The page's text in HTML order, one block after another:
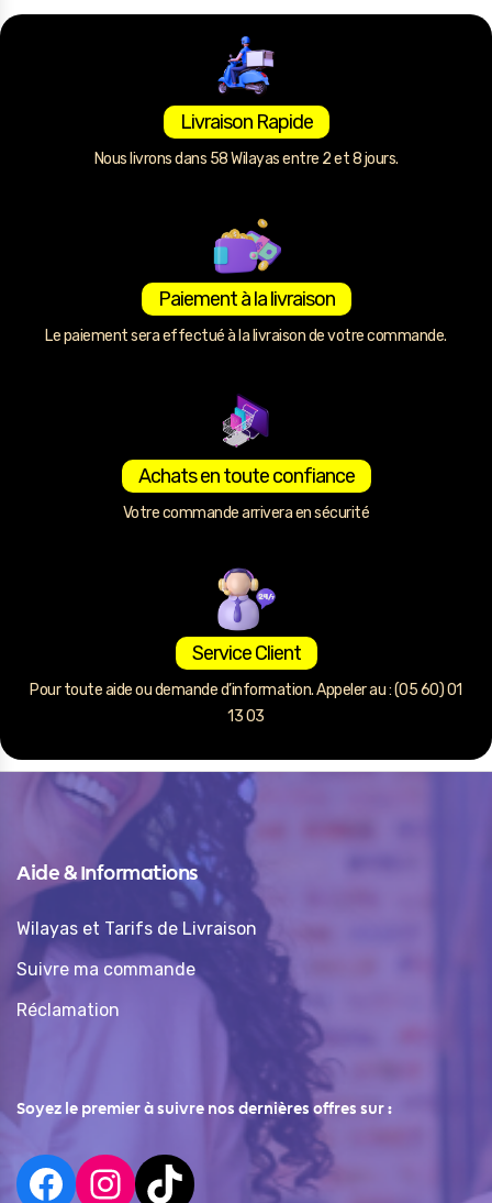
Livraison Rapide
Nous livrons dans 58 Wilayas entre 2 et 8 jours.
Paiement à la livraison
Le paiement sera effectué à la livraison de votre commande.
Achats en toute confiance
Votre commande arrivera en sécurité
Service Client
Pour toute aide ou demande d’information. Appeler au : (05 60) 01
13 03
Aide & Informations
Wilayas et Tarifs de Livraison
Suivre ma commande
Réclamation
Soyez le premier à suivre nos dernières offres sur :